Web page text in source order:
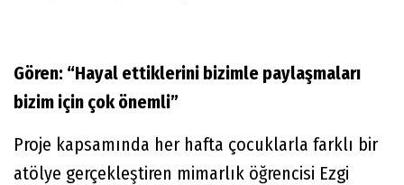
Gören: “Hayal ettiklerini bizimle paylaşmaları
bizim için çok önemli”
Proje kapsamında her hafta çocuklarla farklı bir
atölye gerçekleştiren mimarlık öğrencisi Ezgi